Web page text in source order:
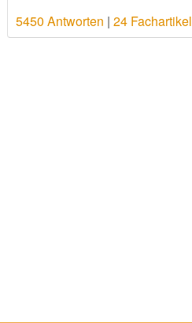
5450 Antworten | 24 Fachartikel